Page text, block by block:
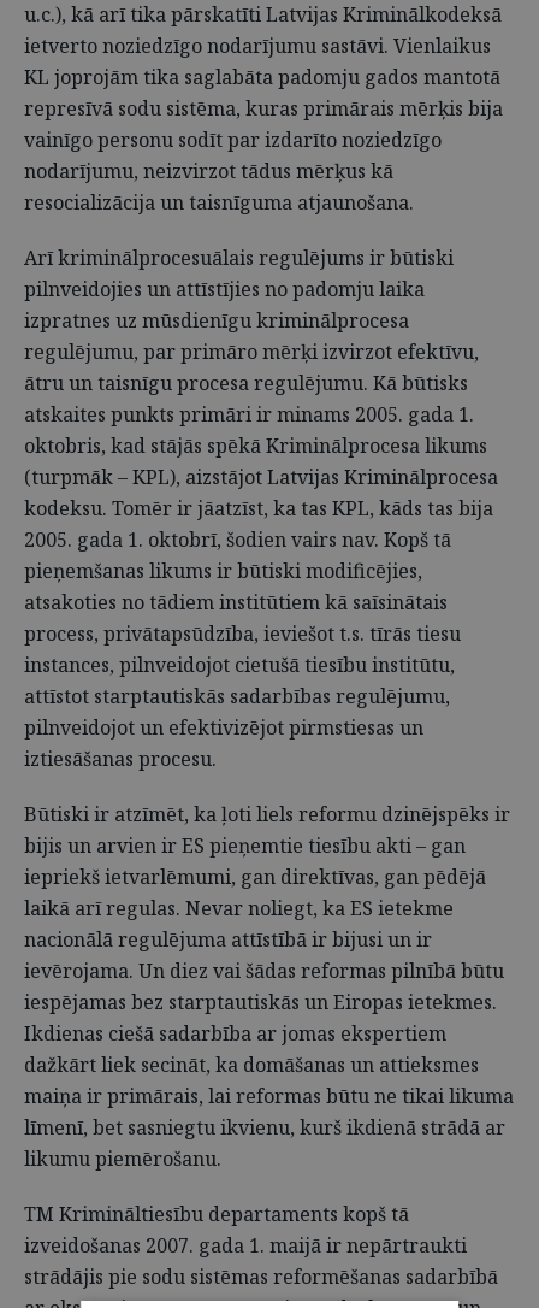
u.c.), kā arī tika pārskatīti Latvijas Kriminālkodeksā
ietverto noziedzīgo nodarījumu sastāvi. Vienlaikus
KL joprojām tika saglabāta padomju gados mantotā
represīvā sodu sistēma, kuras primārais mērķis bija
vainīgo personu sodīt par izdarīto noziedzīgo
nodarījumu, neizvirzot tādus mērķus kā
resocializācija un taisnīguma atjaunošana.
Arī kriminālprocesuālais regulējums ir būtiski
pilnveidojies un attīstījies no padomju laika
izpratnes uz mūsdienīgu kriminālprocesa
regulējumu, par primāro mērķi izvirzot efektīvu,
ātru un taisnīgu procesa regulējumu. Kā būtisks
atskaites punkts primāri ir minams 2005. gada 1.
oktobris, kad stājās spēkā Kriminālprocesa likums
(turpmāk – KPL), aizstājot Latvijas Kriminālprocesa
kodeksu. Tomēr ir jāatzīst, ka tas KPL, kāds tas bija
2005. gada 1. oktobrī, šodien vairs nav. Kopš tā
pieņemšanas likums ir būtiski modificējies,
atsakoties no tādiem institūtiem kā saīsinātais
process, privātapsūdzība, ieviešot t.s. tīrās tiesu
instances, pilnveidojot cietušā tiesību institūtu,
attīstot starptautiskās sadarbības regulējumu,
pilnveidojot un efektivizējot pirmstiesas un
iztiesāšanas procesu.
Būtiski ir atzīmēt, ka ļoti liels reformu dzinējspēks ir
bijis un arvien ir ES pieņemtie tiesību akti – gan
iepriekš ietvarlēmumi, gan direktīvas, gan pēdējā
laikā arī regulas. Nevar noliegt, ka ES ietekme
nacionālā regulējuma attīstībā ir bijusi un ir
ievērojama. Un diez vai šādas reformas pilnībā būtu
iespējamas bez starptautiskās un Eiropas ietekmes.
Ikdienas ciešā sadarbība ar jomas ekspertiem
dažkārt liek secināt, ka domāšanas un attieksmes
maiņa ir primārais, lai reformas būtu ne tikai likuma
līmenī, bet sasniegtu ikvienu, kurš ikdienā strādā ar
likumu piemērošanu.
TM Krimināltiesību departaments kopš tā
izveidošanas 2007. gada 1. maijā ir nepārtraukti
strādājis pie sodu sistēmas reformēšanas sadarbībā